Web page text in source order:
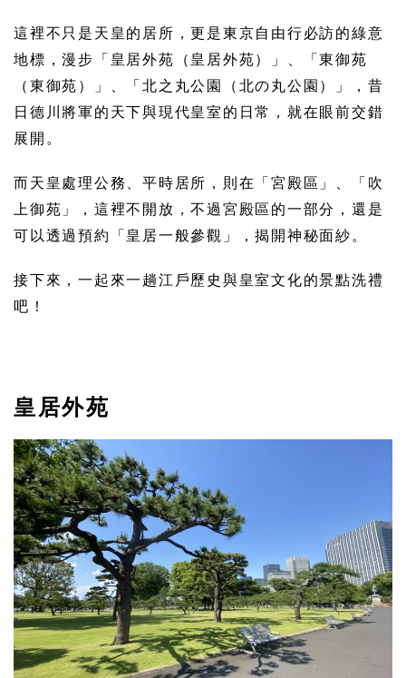
這裡不只是天皇的居所，更是東京自由行必訪的綠意
地標，漫步「皇居外苑（皇居外苑）」、「東御苑
（東御苑）」、「北之丸公園（北の丸公園）」，昔
日德川將軍的天下與現代皇室的日常，就在眼前交錯
展開。
而天皇處理公務、平時居所，則在「宮殿區」、「吹
上御苑」，這裡不開放，不過宮殿區的一部分，還是
可以透過預約「皇居一般參觀」，揭開神秘面紗。
接下來，一起來一趟江戶歷史與皇室文化的景點洗禮
吧！
皇居外苑